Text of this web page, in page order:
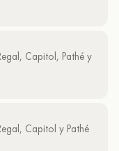
Capitol, Pathé y
Capitol y Pathé